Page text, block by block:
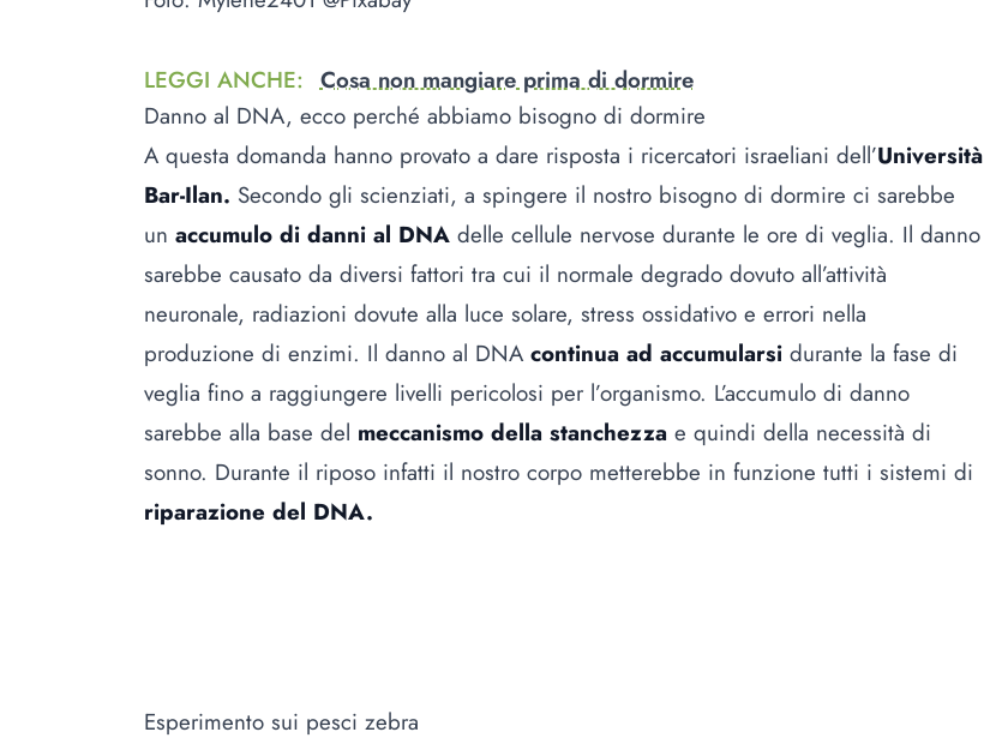
LEGGI ANCHE: Cosa non mangiare prima di dormire
Danno al DNA, ecco perché abbiamo bisogno di dormire
A questa domanda hanno provato a dare risposta i ricercatori israeliani dell’Università
Bar-Ilan. Secondo gli scienziati, a spingere il nostro bisogno di dormire ci sarebbe
un accumulo di danni al DNA delle cellule nervose durante le ore di veglia. Il danno
sarebbe causato da diversi fattori tra cui il normale degrado dovuto all’attività
neuronale, radiazioni dovute alla luce solare, stress ossidativo e errori nella
produzione di enzimi. Il danno al DNA continua ad accumularsi durante la fase di
veglia fino a raggiungere livelli pericolosi per l’organismo. L’accumulo di danno
sarebbe alla base del meccanismo della stanchezza e quindi della necessità di
sonno. Durante il riposo infatti il nostro corpo metterebbe in funzione tutti i sistemi di
riparazione del DNA.
Esperimento sui pesci zebra